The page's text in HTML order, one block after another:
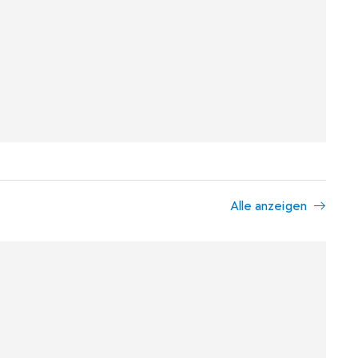
Alle anzeigen